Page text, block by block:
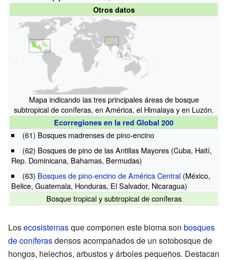
Otros datos
Mapa indicando las tres principales áreas de bosque
subtropical de coníferas, en América, el Himalaya y en Luzón.
Ecorregiones en la red Global 200
(61) Bosques madrenses de pino-encino
(62) Bosques de pino de las Antillas Mayores (Cuba, Haití,
Rep. Dominicana, Bahamas, Bermudas)
(63) Bosques de pino-encino de América Central(México,
Belice, Guatemala, Honduras, El Salvador, Nicaragua)
Bosque tropical y subtropical de coníferas
Losecosistemasque componen este bioma son bosques
de coníferasdensos acompañados de un sotobosque de
hongos, helechos, arbustos y árboles pequeños. Destacan